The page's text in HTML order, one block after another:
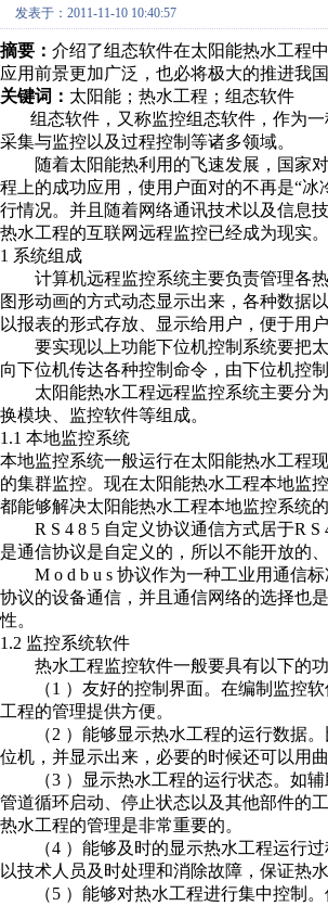
发表于：2011-11-10 10:40:57
摘要： 介绍了组态软件在太阳能热水工程
应用前景更加广泛，也必将极大的推进我
关键词： 太阳能；热水工程；组态软件
组态软件，又称监控组态软件，作为一
采集与监控以及过程控制等诸多领域。
随着太阳能热利用的飞速发展，国家对
程上的成功应用，使用户面对的不再是“
行情况。并且随着网络通讯技术以及信息
热水工程的互联网远程监控已经成为现实。
1 系统组成
计算机远程监控系统主要负责管理各热
图形动画的方式动态显示出来，各种数据
以报表的形式存放、显示给用户，便于用
要实现以上功能下位机控制系统要把太
向下位机传达各种控制命令，由下位机控
太阳能热水工程远程监控系统主要分为
换模块、监控软件等组成。
1.1 本地监控系统
本地监控系统一般运行在太阳能热水工程
的集群监控。现在太阳能热水工程本地监
都能够解决太阳能热水工程本地监控系统
R S 4 8 5 自定义协议通信方式居于R S
是通信协议是自定义的，所以不能开放的
M o d b u s 协议作为一种工业用通信标
协议的设备通信，并且通信网络的选择也
性。
1.2 监控系统软件
热水工程监控软件一般要具有以下的功
（1 ）友好的控制界面。在编制监控软
工程的管理提供方便。
（2 ）能够显示热水工程的运行数据。
位机，并显示出来，必要的时候还可以用
（3 ）显示热水工程的运行状态。如辅
管道循环启动、停止状态以及其他部件的
热水工程的管理是非常重要的。
（4 ）能够及时的显示热水工程运行过
以技术人员及时处理和消除故障，保证热
（5 ）能够对热水工程进行集中控制。